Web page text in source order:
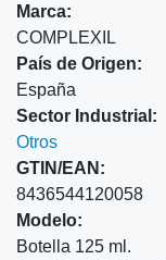
Marca:
COMPLEXIL
País de Origen:
España
Sector Industrial:
Otros
GTIN/EAN:
8436544120058
Modelo:
Botella 125 ml.